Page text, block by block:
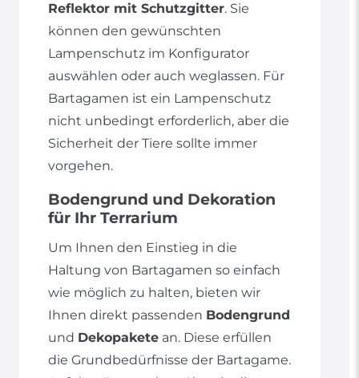
Reflektor mit Schutzgitter. Sie
können den gewünschten
Lampenschutz im Konfigurator
auswählen oder auch weglassen. Für
Bartagamen ist ein Lampenschutz
nicht unbedingt erforderlich, aber die
Sicherheit der Tiere sollte immer
vorgehen.
Bodengrund und Dekoration
für Ihr Terrarium
Um Ihnen den Einstieg in die
Haltung von Bartagamen so einfach
wie möglich zu halten, bieten wir
Ihnen direkt passenden Bodengrund
und Dekopakete an. Diese erfüllen
die Grundbedürfnisse der Bartagame.